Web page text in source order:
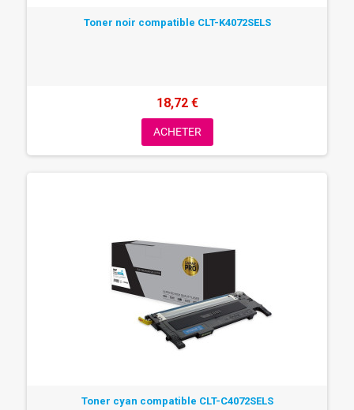
Toner noir compatible CLT-K4072SELS
18,72 €
ACHETER
Toner cyan compatible CLT-C4072SELS